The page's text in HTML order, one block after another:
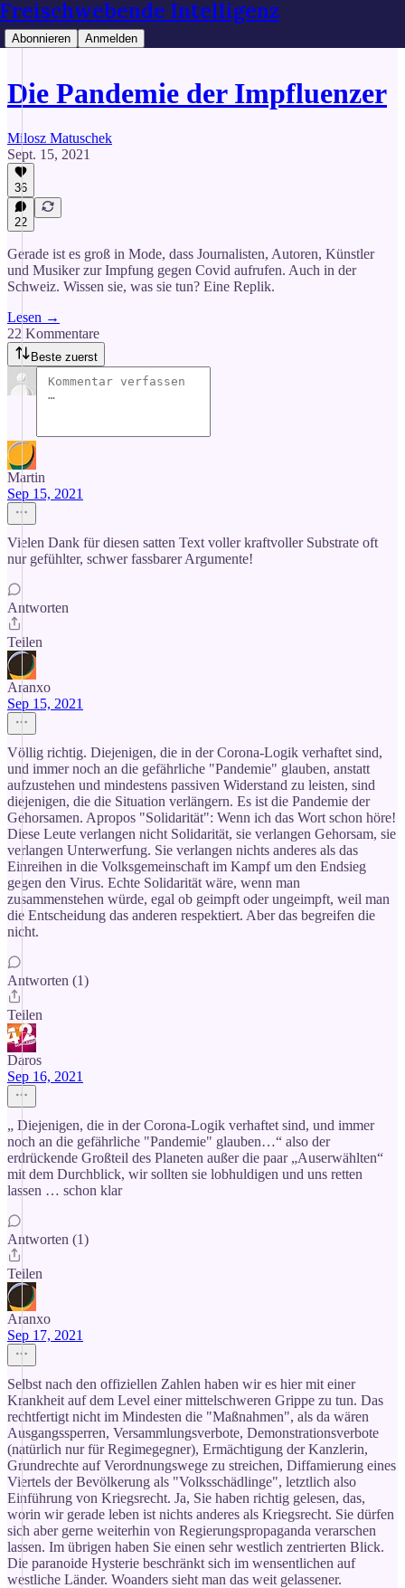
Freischwebende Intelligenz
Abonnieren Anmelden
Die Pandemie der Impfluenzer
Milosz Matuschek
Sept. 15, 2021
36
22
Gerade ist es groß in Mode, dass Journalisten, Autoren, Künstler
und Musiker zur Impfung gegen Covid aufrufen. Auch in der
Schweiz. Wissen sie, was sie tun? Eine Replik.
Lesen →
22 Kommentare
Beste zuerst
Martin
Sep 15, 2021
Vielen Dank für diesen satten Text voller kraftvoller Substrate oft
nur gefühlter, schwer fassbarer Argumente!
Antworten
Teilen
Aranxo
Sep 15, 2021
Völlig richtig. Diejenigen, die in der Corona-Logik verhaftet sind,
und immer noch an die gefährliche "Pandemie" glauben, anstatt
aufzustehen und mindestens passiven Widerstand zu leisten, sind
diejenigen, die die Situation verlängern. Es ist die Pandemie der
Gehorsamen. Apropos "Solidarität": Wenn ich das Wort schon höre!
Diese Leute verlangen nicht Solidarität, sie verlangen Gehorsam, sie
verlangen Unterwerfung. Sie verlangen nichts anderes als das
Einreihen in die Volksgemeinschaft im Kampf um den Endsieg
gegen den Virus. Echte Solidarität wäre, wenn man
zusammenstehen würde, egal ob geimpft oder ungeimpft, weil man
die Entscheidung das anderen respektiert. Aber das begreifen die
nicht.
Antworten (1)
Teilen
Daros
Sep 16, 2021
„ Diejenigen, die in der Corona-Logik verhaftet sind, und immer
noch an die gefährliche "Pandemie" glauben…“ also der
erdrückende Großteil des Planeten außer die paar „Auserwählten“
mit dem Durchblick, wir sollten sie lobhuldigen und uns retten
lassen … schon klar
Antworten (1)
Teilen
Aranxo
Sep 17, 2021
Selbst nach den offiziellen Zahlen haben wir es hier mit einer
Krankheit auf dem Level einer mittelschweren Grippe zu tun. Das
rechtfertigt nicht im Mindesten die "Maßnahmen", als da wären
Ausgangssperren, Versammlungsverbote, Demonstrationsverbote
(natürlich nur für Regimegegner), Ermächtigung der Kanzlerin,
Grundrechte auf Verordnungswege zu streichen, Diffamierung eines
Viertels der Bevölkerung als "Volksschädlinge", letztlich also
Einführung von Kriegsrecht. Ja, Sie haben richtig gelesen, das,
worin wir gerade leben ist nichts anderes als Kriegsrecht. Sie dürfen
sich aber gerne weiterhin von Regierungspropaganda verarschen
lassen. Im übrigen haben Sie einen sehr westlich zentrierten Blick.
Die paranoide Hysterie beschränkt sich im wensentlichen auf
westliche Länder. Woanders sieht man das weit gelassener.